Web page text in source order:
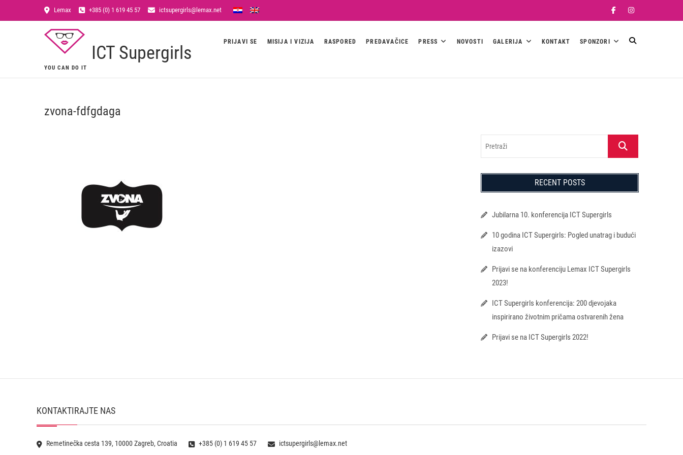
Lemax +385 (0) 1 619 45 57 ictsupergirls@lemax.net FacebookInstagram
ICT Supergirls
YOU CAN DO IT
PRIJAVI SE MISIJA I VIZIJA RASPORED PREDAVAČICE PRESS NOVOSTI GALERIJA KONTAKT SPONZORI
zvona-fdfgdaga
Pretraži
RECENT POSTS
Jubilarna 10. konferencija ICT Supergirls
10 godina ICT Supergirls: Pogled unatrag i budući
izazovi
Prijavi se na konferenciju Lemax ICT Supergirls
2023!
ICT Supergirls konferencija: 200 djevojaka
inspirirano životnim pričama ostvarenih žena
Prijavi se na ICT Supergirls 2022!
KONTAKTIRAJTE NAS
Remetinečka cesta 139, 10000 Zagreb, Croatia +385 (0) 1 619 45 57 ictsupergirls@lemax.net